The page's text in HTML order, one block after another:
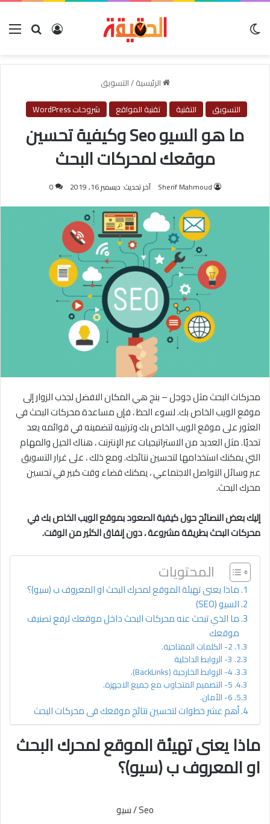
بحث عنتسجيل
الرئيسية/التسويق
التسويق
التقنية تقنية المواقع شروحات WordPress
ما هو السيو Seo وكيفية تحسين
موقعك لمحركات البحث
Sherif Mahmoud آخر تحديث: ديسمبر 16, 2019 0
محركات البحث مثل جوجل – بنج هي المكان الافضل لجذب الزوار إلى
موقع الويب الخاص بك. لسوء الحظ ، فإن مساعدة محركات البحث في
العثور على موقع الويب الخاص بك وترتيبه لتضمينه في قوائمه يعد
تحديًا. مثل العديد من الاستراتيجيات عبر الإنترنت ، هناك الحيل والمهام
التي يمكنك استخدامها لتحسين نتائجك. ومع ذلك ، على غرار التسويق
عبر وسائل التواصل الاجتماعي ، يمكنك قضاء وقت كبير في تحسين
محرك البحث.
إليك بعض النصائح حول كيفية الصعود بموقع الويب الخاص بك في
محركات البحث بطريقة مشروعة ، دون إنفاق الكثير من الوقت.
المحتويات
ماذا يعنى تهيئة الموقع لمحرك البحث او المعروف ب (سيو)؟
السيو (SEO)
ما الذي تبحث عنه محركات البحث داخل موقعك لرفع تصنيف
موقعك
2- الكلمات المفتاحية.
3- الروابط الداخلية
4- الروابط الخارجية (BackLinks).
5- التصميم المتجاوب مع جميع الاجهزة.
6- الأمان.
أهم عشر خطوات لتحسين نتائج موقعك فى محركات البحث
ماذا يعنى تهيئة الموقع لمحرك البحث
او المعروف ب (سيو)؟
Seo / سيو